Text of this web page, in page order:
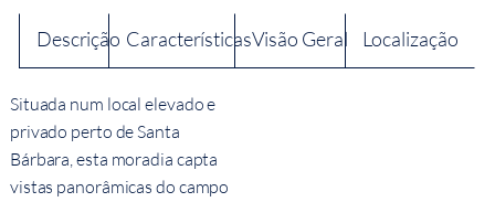
Descrição CaracterísticasVisão Geral Localização
Situada num local elevado e
privado perto de Santa
Bárbara, esta moradia capta
vistas panorâmicas do campo